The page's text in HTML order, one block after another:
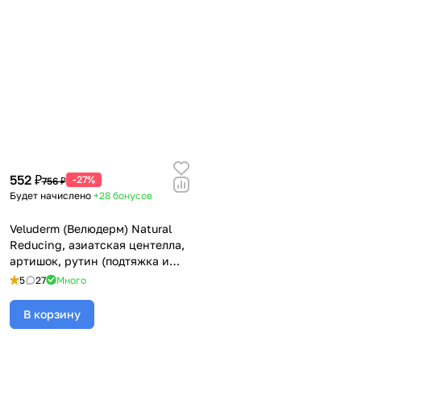
552 ₽756 ₽ -27%
Будет начислено +28 бонусов
Veluderm (Велюдерм) Natural
Reducing, азиатская центелла,
артишок, рутин (подтяжка и
укрепление), 5 мл
5 27 Много
В корзину